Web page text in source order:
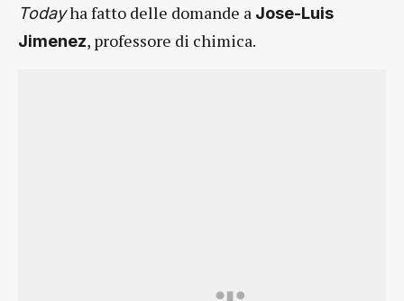
Todayha fatto delle domande a Jose-Luis
Jimenez, professore di chimica.